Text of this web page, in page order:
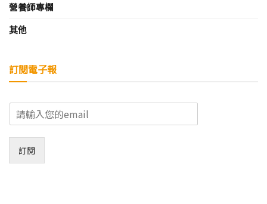
營養師專欄
其他
訂閱電子報
E
m
*
訂閱